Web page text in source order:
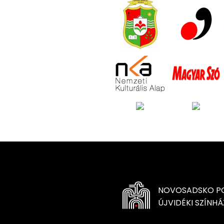
NOVOSADSKO
ÚJVIDÉKI